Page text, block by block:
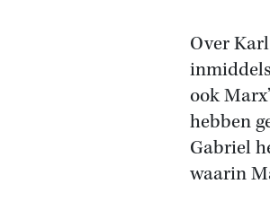
Over
ook
hebben
Gabriel
waarin